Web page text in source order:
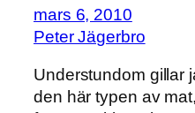
mars 6, 2010
Peter Jägerbro
Understundom gillar
den här typen av